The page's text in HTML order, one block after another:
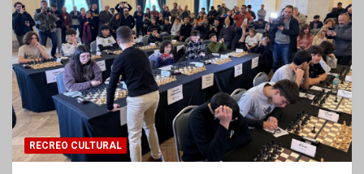
RECREO CULTURAL